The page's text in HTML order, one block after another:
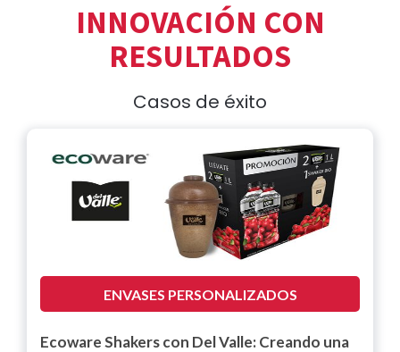
INNOVACIÓN CON
RESULTADOS
Casos de éxito
ENVASES PERSONALIZADOS
Ecoware Shakers con Del Valle: Creando una